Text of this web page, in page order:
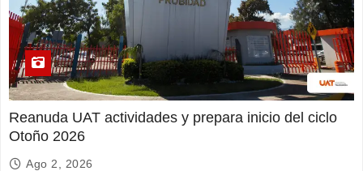
Reanuda UAT actividades y prepara inicio del ciclo
Otoño 2026
Ago 2, 2026